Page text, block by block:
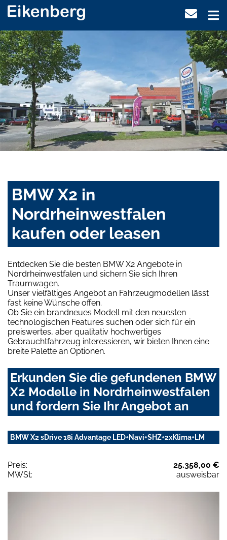
BMW X2 in
Nordrheinwestfalen
kaufen oder leasen
Entdecken Sie die besten BMW X2 Angebote in
Nordrheinwestfalen und sichern Sie sich Ihren
Traumwagen.
Unser vielfältiges Angebot an Fahrzeugmodellen lässt
fast keine Wünsche offen.
Ob Sie ein brandneues Modell mit den neuesten
technologischen Features suchen oder sich für ein
preiswertes, aber qualitativ hochwertiges
Gebrauchtfahrzeug interessieren, wir bieten Ihnen eine
breite Palette an Optionen.
Erkunden Sie die gefundenen BMW
X2 Modelle in Nordrheinwestfalen
und fordern Sie Ihr Angebot an
BMW X2 sDrive 18i Advantage LED+Navi+SHZ+2xKlima+LM
Preis:
25.358,00 €
MWSt:
ausweisbar